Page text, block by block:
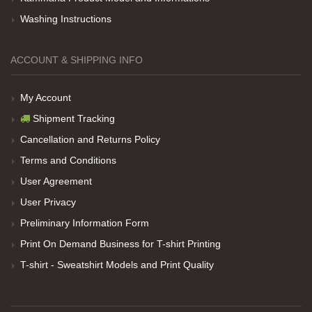
Washing Instructions
ACCOUNT & SHIPPING INFO
My Account
Shipment Tracking
Cancellation and Returns Policy
Terms and Conditions
User Agreement
User Privacy
Preliminary Information Form
Print On Demand Business for T-shirt Printing
T-shirt - Sweatshirt Models and Print Quality